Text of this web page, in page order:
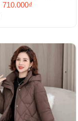
710.000₫